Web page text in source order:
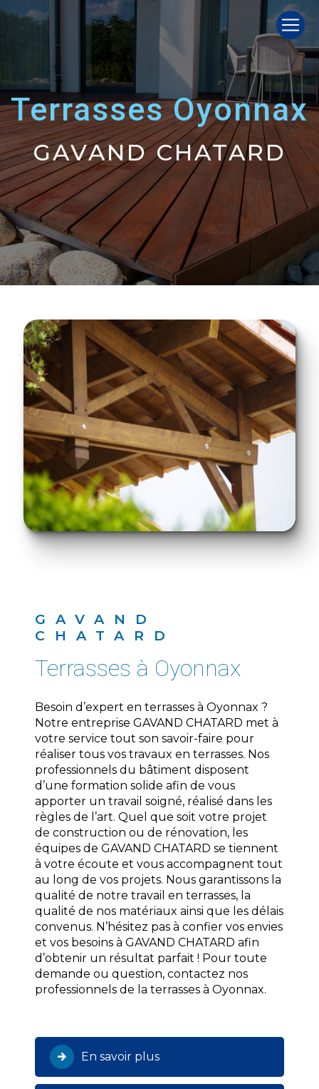
terrasses Oyonnax
GAVAND CHATARD
GAVAND
CHATARD
terrasses à Oyonnax
Besoin d’expert en terrasses à Oyonnax ?
Notre entreprise GAVAND CHATARD met à
votre service tout son savoir-faire pour
réaliser tous vos travaux en terrasses. Nos
professionnels du bâtiment disposent
d’une formation solide afin de vous
apporter un travail soigné, réalisé dans les
règles de l’art. Quel que soit votre projet
de construction ou de rénovation, les
équipes de GAVAND CHATARD se tiennent
à votre écoute et vous accompagnent tout
au long de vos projets. Nous garantissons la
qualité de notre travail en terrasses, la
qualité de nos matériaux ainsi que les délais
convenus. N’hésitez pas à confier vos envies
et vos besoins à GAVAND CHATARD afin
d’obtenir un résultat parfait ! Pour toute
demande ou question, contactez nos
professionnels de la terrasses à Oyonnax.
En savoir plus
Panneau de gestion des cookies